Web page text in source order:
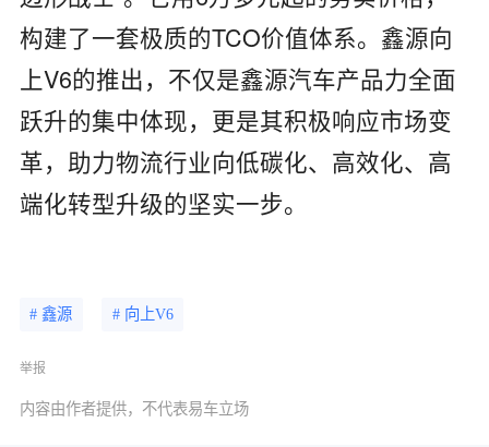
构建了一套‌极质的TCO‌价值体系。鑫源向
上V6的推出，不仅是鑫源汽车产品力全面
跃升的集中体现，更是其积极响应市场变
革，助力物流行业向‌低碳化、高效化、高
端化‌转型升级的坚实一步。
# 鑫源 # 向上V6
举报
内容由作者提供，不代表易车立场